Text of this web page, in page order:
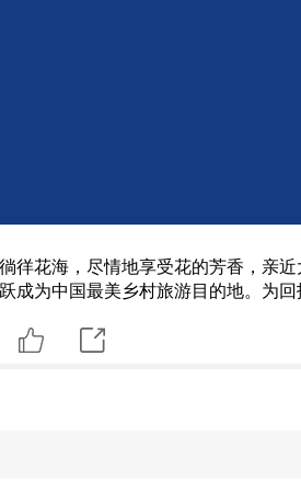
花海，尽情地享受花的芳香，亲
为中国最美乡村旅游目的地。为